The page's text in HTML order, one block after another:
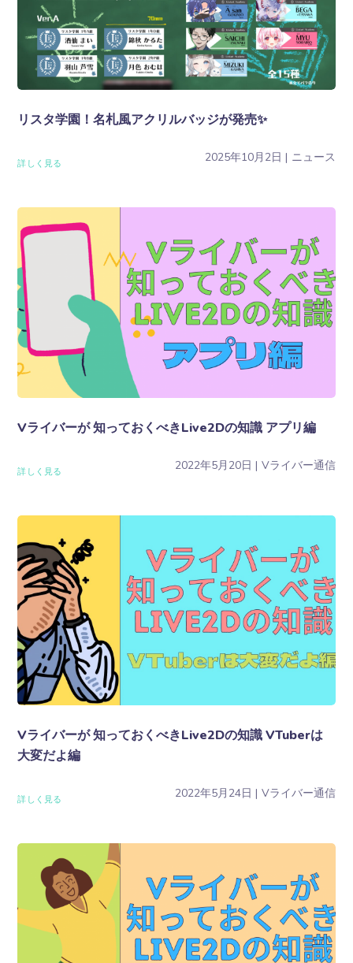
2025年10月2日 ニュース
リスタ学園！名札風アクリルバッジが発売✨
詳しく見る
2022年5月20日 Vライバー通信
Vライバーが 知っておくべきLive2Dの知識 アプリ編
詳しく見る
2022年5月24日 Vライバー通信
Vライバーが 知っておくべきLive2Dの知識 VTuberは
大変だよ編
詳しく見る